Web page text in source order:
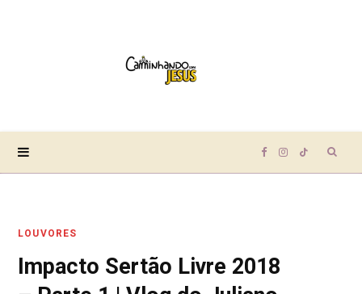
F
e
I T
LOUVORES
Impacto Sertão Livre 2018